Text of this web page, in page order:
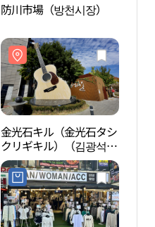
防川市場（방천시장）
金光石キル（金光石タシ
クリギキル）（김광석
길（김광석다시그리기
길））